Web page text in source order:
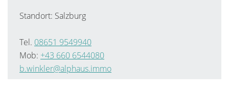
Standort: Salzburg
Tel. 08651 9549940
Mob: +43 660 6544080
b.winkler@alphaus.immo